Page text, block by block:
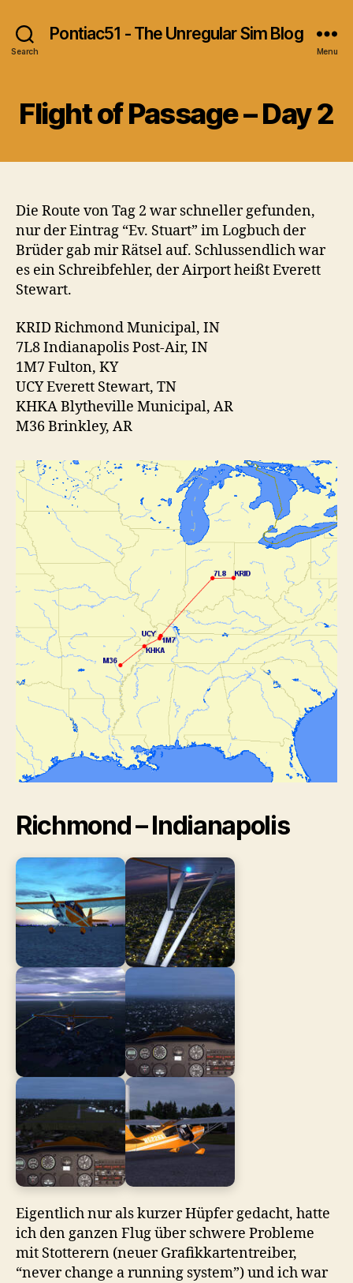
Search
Pontiac51 - The Unregular Sim Blog
Menu
Flight of Passage – Day 2
Die Route von Tag 2 war schneller gefunden,
nur der Eintrag “Ev. Stuart” im Logbuch der
Brüder gab mir Rätsel auf. Schlussendlich war
es ein Schreibfehler, der Airport heißt Everett
Stewart.
KRID Richmond Municipal, IN
7L8 Indianapolis Post-Air, IN
1M7 Fulton, KY
UCY Everett Stewart, TN
KHKA Blytheville Municipal, AR
M36 Brinkley, AR
Richmond – Indianapolis
Eigentlich nur als kurzer Hüpfer gedacht, hatte
ich den ganzen Flug über schwere Probleme
mit Stotterern (neuer Grafikkartentreiber,
“never change a running system”) und ich war